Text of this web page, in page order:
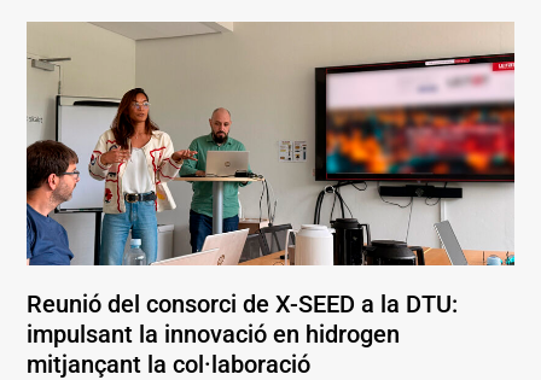
Reunió del consorci de X-SEED a la DTU:
impulsant la innovació en hidrogen
mitjançant la col·laboració